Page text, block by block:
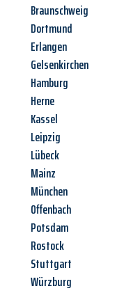
Braunschweig
Dortmund
Erlangen
Gelsenkirchen
Hamburg
Herne
Kassel
Leipzig
Lübeck
Mainz
München
Offenbach
Potsdam
Rostock
Stuttgart
Würzburg